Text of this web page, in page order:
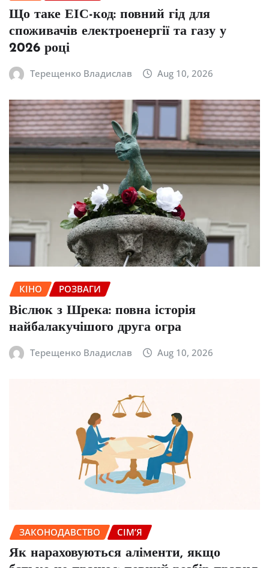
Що таке ЕІС-код: повний гід для
споживачів електроенергії та газу у
2026 році
Терещенко Владислав Aug 10, 2026
КІНО РОЗВАГИ
Віслюк з Шрека: повна історія
найбалакучішого друга огра
Терещенко Владислав Aug 10, 2026
ЗАКОНОДАВСТВО СІМ’Я
Як нараховуються аліменти, якщо